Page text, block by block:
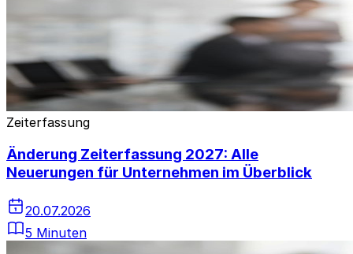
Zeiterfassung
Änderung Zeiterfassung 2027: Alle
Neuerungen für Unternehmen im Überblick
20.07.2026
5 Minuten